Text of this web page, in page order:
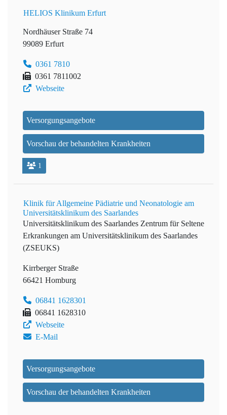
HELIOS Klinikum Erfurt
Nordhäuser Straße 74
99089 Erfurt
0361 7810
0361 7811002
Webseite
Versorgungsangebote
Vorschau der behandelten Krankheiten
1
Klinik für Allgemeine Pädiatrie und Neonatologie am
Universitätsklinikum des Saarlandes
Universitätsklinikum des Saarlandes Zentrum für Seltene
Erkrankungen am Universitätsklinikum des Saarlandes
(ZSEUKS)
Kirrberger Straße
66421 Homburg
06841 1628301
06841 1628310
Webseite
E-Mail
Versorgungsangebote
Vorschau der behandelten Krankheiten